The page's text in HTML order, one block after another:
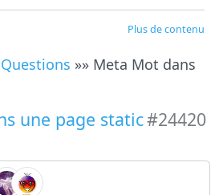
Plus de contenu
Questions »» Meta Mot dans
une page static#24420